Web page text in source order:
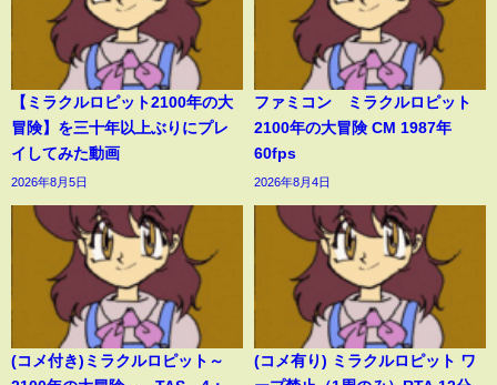
【ミラクルロピット2100年の大
冒険】を三十年以上ぶりにプレ
イしてみた動画
2026年8月5日
ファミコン ミラクルロピット
2100年の大冒険 CM 1987年
60fps
2026年8月4日
(コメ付き)ミラクルロピット～
(コメ有り) ミラクルロピット ワ